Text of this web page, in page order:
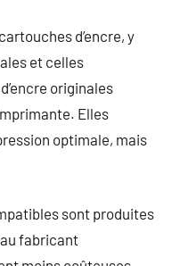
d’encre, y
et celles
originales
Elles
optimale, mais
sont produites
fabricant